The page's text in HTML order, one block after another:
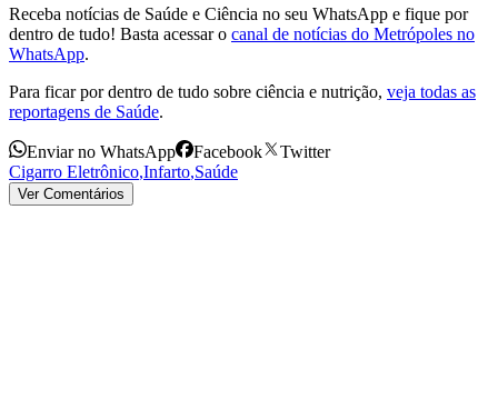
Receba notícias de Saúde e Ciência no seu WhatsApp e fique por
dentro de tudo! Basta acessar o canal de notícias do Metrópoles no
WhatsApp.
Para ficar por dentro de tudo sobre ciência e nutrição, veja todas as
reportagens de Saúde.
Enviar no WhatsApp Facebook
Twitter
Cigarro Eletrônico,Infarto,Saúde
Ver Comentários